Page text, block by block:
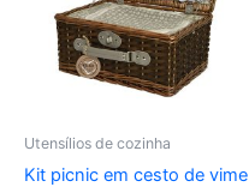
Utensílios de cozinha
Kit picnic em cesto de vime